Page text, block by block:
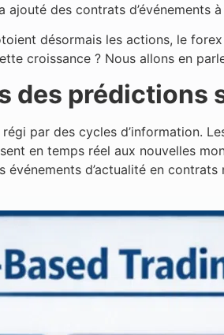
des contrats
désormais les actions, le
croissance ? Nous allons en
des prédictions
par des cycles d’information.
en temps réel aux nouvelles
événements d’actualité en